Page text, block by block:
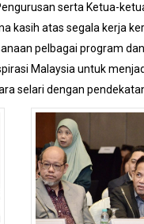
serta Ketua-
kasih atas segala kerja
pelbagai program
Malaysia untuk
selari dengan